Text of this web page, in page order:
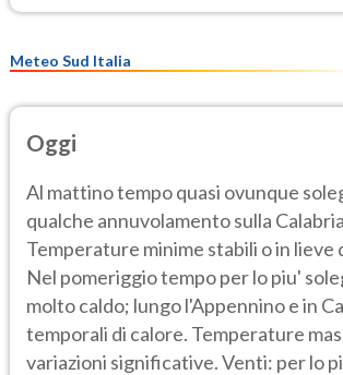
Meteo Sud Italia
Oggi
Al mattino tempo quasi ovunque
qualche annuvolamento sulla
Temperature minime stabili o in lieve
Nel pomeriggio tempo per lo piu'
molto caldo; lungo l'Appennino e in
temporali di calore. Temperature
variazioni significative. Venti: per lo